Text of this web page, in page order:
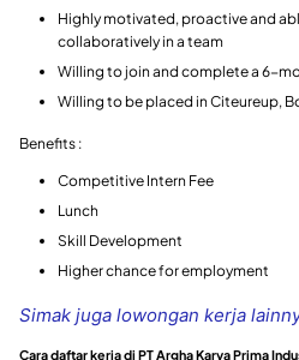
Highly motivated, proactive and
collaboratively in a team
Willing to join and complete a 6-
Willing to be placed in Citeureup,
Benefits :
Competitive Intern Fee
Lunch
Skill Development
Higher chance for employment
Simak juga lowongan kerja
Cara daftar kerja di PT Argha Karya Prima